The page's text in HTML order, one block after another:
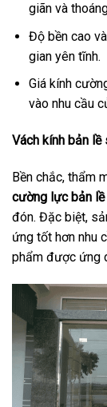
giãn và
Độ bền cao
gian yên tĩnh.
Giá kính
vào nhu cầu
Vách kính bản lề
Bền chắc, thẩm
cường lực bản lề
đón. Đặc biệt,
ứng tốt hơn nhu
phẩm được ứng